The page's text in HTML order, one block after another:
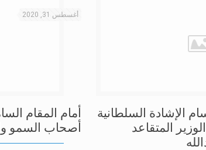
الإشادة السلطانية
المتقاعد
أغسطس 31, 2020
أمام المقام
أصحاب السمو